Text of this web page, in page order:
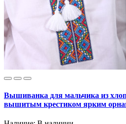
Вышиванка для мальчика из
вышитым крестиком ярким